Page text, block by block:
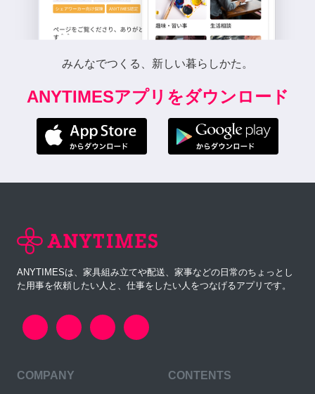
みんなでつくる、新しい暮らしかた。
ANYTIMESアプリをダウンロード
ANYTIMESは、家具組み立てや配送、家事などの日常のちょっとし
た用事を依頼したい人と、仕事をしたい人をつなげるアプリです。
COMPANY CONTENTS